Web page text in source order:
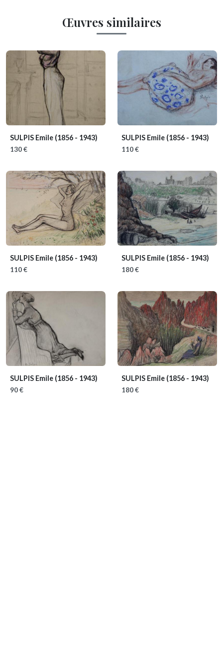
Œuvres similaires
SULPIS Emile (1856 - 1943)
130 €
SULPIS Emile (1856 - 1943)
110 €
SULPIS Emile (1856 - 1943)
110 €
SULPIS Emile (1856 - 1943)
180 €
SULPIS Emile (1856 - 1943)
90 €
SULPIS Emile (1856 - 1943)
180 €